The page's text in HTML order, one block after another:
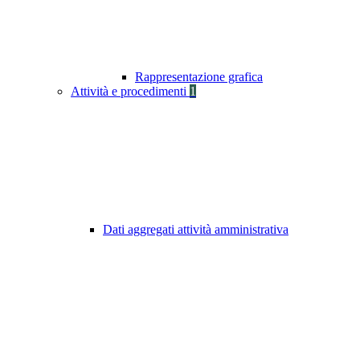
Rappresentazione grafica
Attività e procedimenti 1
Dati aggregati attività amministrativa